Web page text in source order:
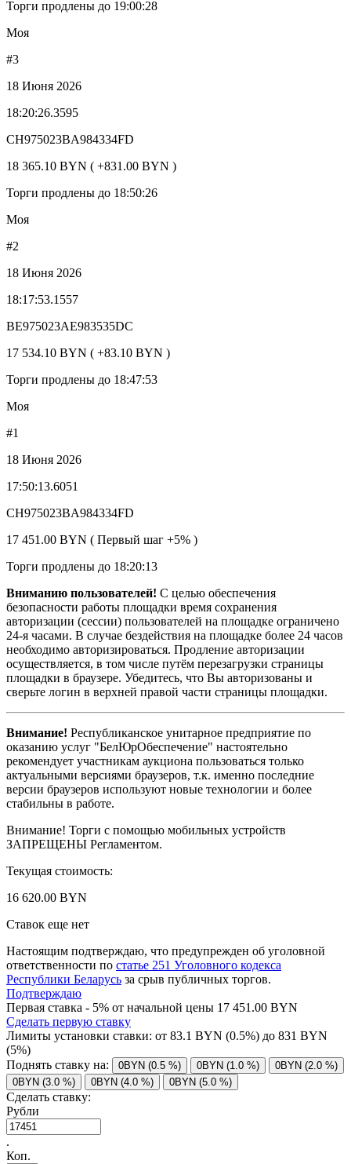
Торги продлены до 19:00:28
Моя
#3
18 Июня 2026
18:20:26.3595
CH975023BA984334FD
18 365.10 BYN ( +831.00 BYN )
Торги продлены до 18:50:26
Моя
#2
18 Июня 2026
18:17:53.1557
BE975023AE983535DC
17 534.10 BYN ( +83.10 BYN )
Торги продлены до 18:47:53
Моя
#1
18 Июня 2026
17:50:13.6051
CH975023BA984334FD
17 451.00 BYN ( Первый шаг +5% )
Торги продлены до 18:20:13
Вниманию пользователей! С целью обеспечения
безопасности работы площадки время сохранения
авторизации (сессии) пользователей на площадке ограничено
24-я часами. В случае бездействия на площадке более 24 часов
необходимо авторизироваться. Продление авторизации
осуществляется, в том числе путём перезагрузки страницы
площадки в браузере. Убедитесь, что Вы авторизованы и
сверьте логин в верхней правой части страницы площадки.
Внимание! Республиканское унитарное предприятие по
оказанию услуг "БелЮрОбеспечение" настоятельно
рекомендует участникам аукциона пользоваться только
актуальными версиями браузеров, т.к. именно последние
версии браузеров используют новые технологии и более
стабильны в работе.
Внимание! Торги с помощью мобильных устройств
ЗАПРЕЩЕНЫ Регламентом.
Текущая стоимость:
16 620.00 BYN
Ставок еще нет
Настоящим подтверждаю, что предупрежден об уголовной
ответственности по статье 251 Уголовного кодекса
Республики Беларусь за срыв публичных торгов.
Подтверждаю
Первая ставка - 5% от начальной цены 17 451.00 BYN
Сделать первую ставку
Лимиты установки ставки: от 83.1 BYN (0.5%) до 831 BYN
(5%)
Поднять ставку на:
0BYN (0.5 %) 0BYN (1.0 %)
0BYN (2.0 %)
0BYN (3.0 %)
0BYN (4.0 %) 0BYN (5.0 %)
Сделать ставку:
Рубли
.
Коп.